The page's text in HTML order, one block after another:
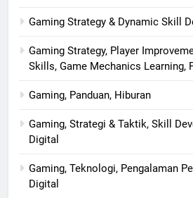
Gaming Strategy & Dynamic Skill
Gaming Strategy, Player
Skills, Game Mechanics Learning,
Gaming, Panduan, Hiburan
Gaming, Strategi & Taktik, Skill
Digital
Gaming, Teknologi, Pengalaman
Digital